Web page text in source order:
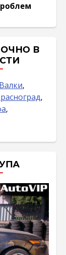
В
Валки,
,
,